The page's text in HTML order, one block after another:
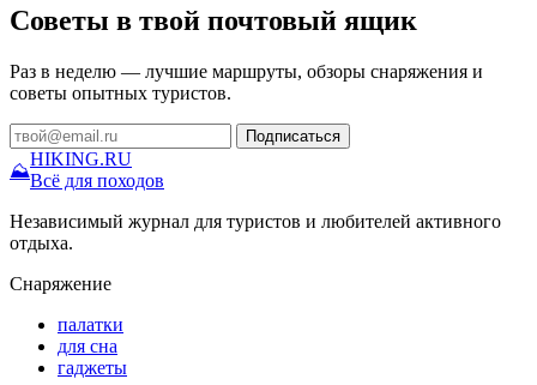
Советы в твой почтовый ящик
Раз в неделю — лучшие маршруты, обзоры снаряжения и
советы опытных туристов.
Подписаться
⛰
HIKING.RU
Всё для походов
Независимый журнал для туристов и любителей активного
отдыха.
Снаряжение
палатки
для сна
гаджеты